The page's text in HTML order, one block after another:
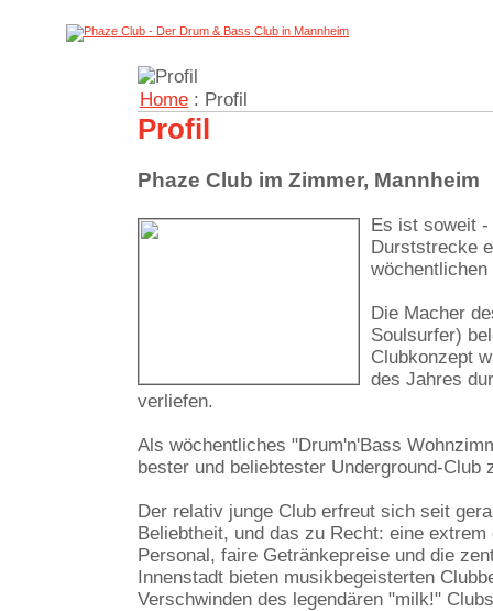
Home : Profil
Profil
Phaze Club im Zimmer, Mannheim
Es ist soweit -
Durststrecke
Die Macher
Soulsurfer)
Clubkonzept
des Jahres
verliefen.
Als wöchentliches "Drum'n'Bass
bester und beliebtester Underground-Club
Der relativ junge Club erfreut sich seit
Beliebtheit, und das zu Recht: eine
Personal, faire Getränkepreise und die
Innenstadt bieten musikbegeisterten
Verschwinden des legendären "milk!"